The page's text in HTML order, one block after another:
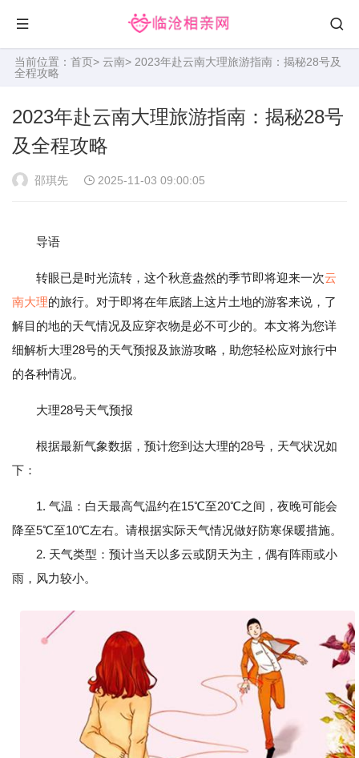
当前位置： 首页> 云南> 2023年赴云南大理旅游指南：揭秘28号及
全程攻略
2023年赴云南大理旅游指南：揭秘28号
及全程攻略
邵琪先 2025-11-03 09:00:05
导语
转眼已是时光流转，这个秋意盎然的季节即将迎来一次云
南大理的旅行。对于即将在年底踏上这片土地的游客来说，了
解目的地的天气情况及应穿衣物是必不可少的。本文将为您详
细解析大理28号的天气预报及旅游攻略，助您轻松应对旅行中
的各种情况。
大理28号天气预报
根据最新气象数据，预计您到达大理的28号，天气状况如
下：
1. 气温：白天最高气温约在15℃至20℃之间，夜晚可能会
降至5℃至10℃左右。请根据实际天气情况做好防寒保暖措施。
2. 天气类型：预计当天以多云或阴天为主，偶有阵雨或小
雨，风力较小。